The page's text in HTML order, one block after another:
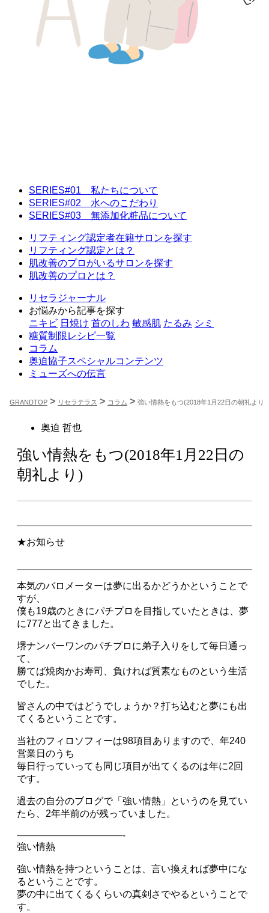
SERIES#01 私たちについて
SERIES#02 水へのこだわり
SERIES#03 無添加化粧品について
リフティング認定者在籍サロンを探す
リフティング認定とは？
肌改善のプロがいるサロンを探す
肌改善のプロとは？
リセラジャーナル
お悩みから記事を探す
ニキビ 日焼け 首のしわ 敏感肌 たるみ シミ
糖質制限レシピ一覧
コラム
奥迫協子スペシャルコンテンツ
ミューズへの伝言
GRANDTOP > リセラテラス > コラム > 強い情熱をもつ(2018年1月22日の朝礼より)
奥迫 哲也
強い情熱をもつ(2018年1月22日の
朝礼より)
★お知らせ
本気のバロメーターは夢に出るかどうかということで
すが、
僕も19歳のときにパチプロを目指していたときは、夢
に777と出てきました。
堺ナンバーワンのパチプロに弟子入りをして毎日通っ
て、
勝てば焼肉かお寿司、負ければ質素なものという生活
でした。
皆さんの中ではどうでしょうか？打ち込むと夢にも出
てくるということです。
当社のフィロソフィーは98項目ありますので、年240
営業日のうち
毎日行っていっても同じ項目が出てくるのは年に2回
です。
過去の自分のブログで「強い情熱」というのを見てい
たら、2年半前のが残っていました。
———————————-
強い情熱
強い情熱を持つということは、言い換えれば夢中にな
るということです。
夢の中に出てくるくらいの真剣さでやるということで
す。